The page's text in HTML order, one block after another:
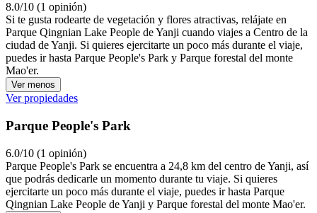
8.0/10 (1 opinión)
Si te gusta rodearte de vegetación y flores atractivas, relájate en
Parque Qingnian Lake People de Yanji cuando viajes a Centro de la
ciudad de Yanji. Si quieres ejercitarte un poco más durante el viaje,
puedes ir hasta Parque People's Park y Parque forestal del monte
Mao'er.
Ver menos
Ver propiedades
Parque People's Park
6.0/10 (1 opinión)
Parque People's Park se encuentra a 24,8 km del centro de Yanji, así
que podrás dedicarle un momento durante tu viaje. Si quieres
ejercitarte un poco más durante el viaje, puedes ir hasta Parque
Qingnian Lake People de Yanji y Parque forestal del monte Mao'er.